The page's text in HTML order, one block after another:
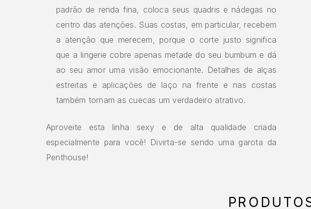
padrão de renda fina, coloca seus quadris e nádegas no
centro das atenções. Suas costas, em particular, recebem
a atenção que merecem, porque o corte justo significa
que a lingerie cobre apenas metade do seu bumbum e dá
ao seu amor uma visão emocionante. Detalhes de alças
estreitas e aplicações de laço na frente e nas costas
também tornam as cuecas um verdadeiro atrativo.
Aproveite esta linha sexy e de alta qualidade criada
especialmente para você! Divirta-se sendo uma garota da
Penthouse!